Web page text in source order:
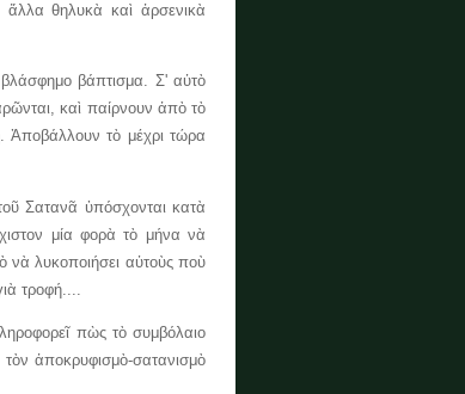
ἄλλα θηλυκὰ καὶ ἀρσενικὰ
βάπτισμα. Σ' αὐτὸ
καὶ παίρνουν ἀπὸ τὸ
Ἀποβάλλουν τὸ μέχρι τώρα
Σατανᾶ ὑπόσχονται κατὰ
μία φορὰ τὸ μήνα νὰ
νὰ λυκοποιήσει αὐτοὺς ποὺ
τροφή....
πὼς τὸ συμβόλαιο
ἀποκρυφισμὸ-σατανισμὸ